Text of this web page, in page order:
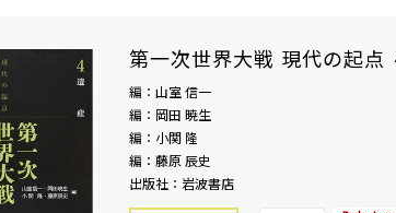
第一次世界大戦 現代の起点
編：山室 信一
編：岡田 暁生
編：小関 隆
編：藤原 辰史
出版社：岩波書店